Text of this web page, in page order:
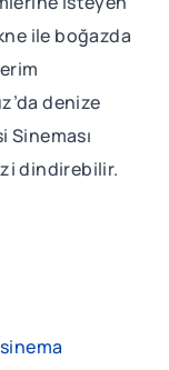
ile boğazda
denize
Sineması
dindirebilir.